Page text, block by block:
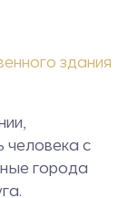
здания
человека с
города